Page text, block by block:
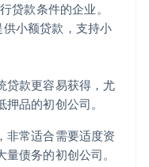
贷款条件的企业。
供小额贷款，支持小
贷款更容易获得，尤
品的初创公司。
非常适合需要适度资
债务的初创公司。